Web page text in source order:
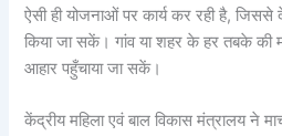
ऐसी ही योजनाओं पर कार्य कर रही है,
किया जा सकें। गांव या शहर के हर तबके की
आहार पहुँचाया जा सकें।
केंद्रीय महिला एवं बाल विकास मंत्रालय ने